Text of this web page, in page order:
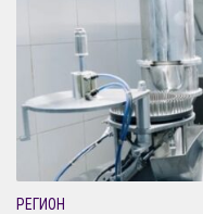
РЕГИОН